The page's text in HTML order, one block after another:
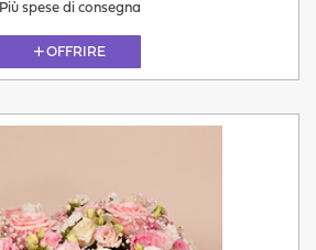
Più spese di consegna
OFFRIRE